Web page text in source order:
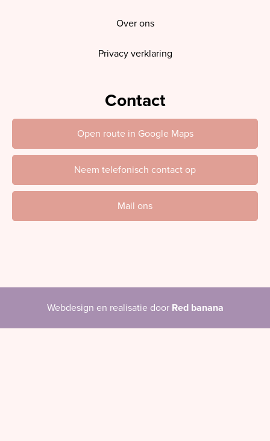
Over ons
Privacy verklaring
Contact
Open route in Google Maps
Neem telefonisch contact op
Mail ons
Webdesign en realisatie door Red banana